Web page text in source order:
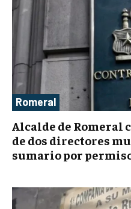
Romeral
Alcalde de Romeral
de dos directores
sumario por